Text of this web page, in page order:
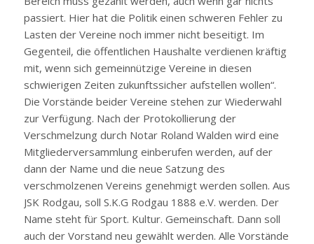
passiert. Hier hat die Politik einen schweren Fehler zu
Lasten der Vereine noch immer nicht beseitigt. Im
Gegenteil, die öffentlichen Haushalte verdienen kräftig
mit, wenn sich gemeinnützige Vereine in diesen
schwierigen Zeiten zukunftssicher aufstellen wollen“.
Die Vorstände beider Vereine stehen zur Wiederwahl
zur Verfügung. Nach der Protokollierung der
Verschmelzung durch Notar Roland Walden wird eine
Mitgliederversammlung einberufen werden, auf der
dann der Name und die neue Satzung des
verschmolzenen Vereins genehmigt werden sollen. Aus
JSK Rodgau, soll S.K.G Rodgau 1888 e.V. werden. Der
Name steht für Sport. Kultur. Gemeinschaft. Dann soll
auch der Vorstand neu gewählt werden. Alle Vorstände